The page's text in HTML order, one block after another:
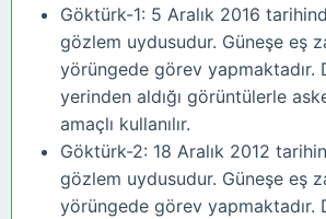
Göktürk-1: 5 Aralık 2016
gözlem uydusudur. Güneşe eş
yörüngede görev yapmaktadır.
yerinden aldığı görüntülerle
amaçlı kullanılır.
Göktürk-2: 18 Aralık 2012
gözlem uydusudur. Güneşe eş
yörüngede görev yapmaktadır.